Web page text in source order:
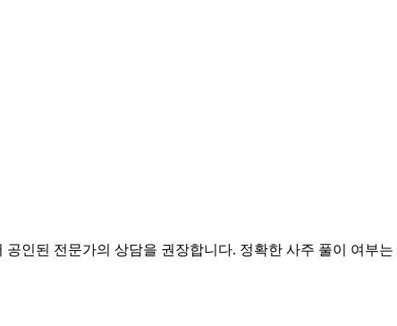
인된 전문가의 상담을 권장합니다. 정확한 사주 풀이 여부